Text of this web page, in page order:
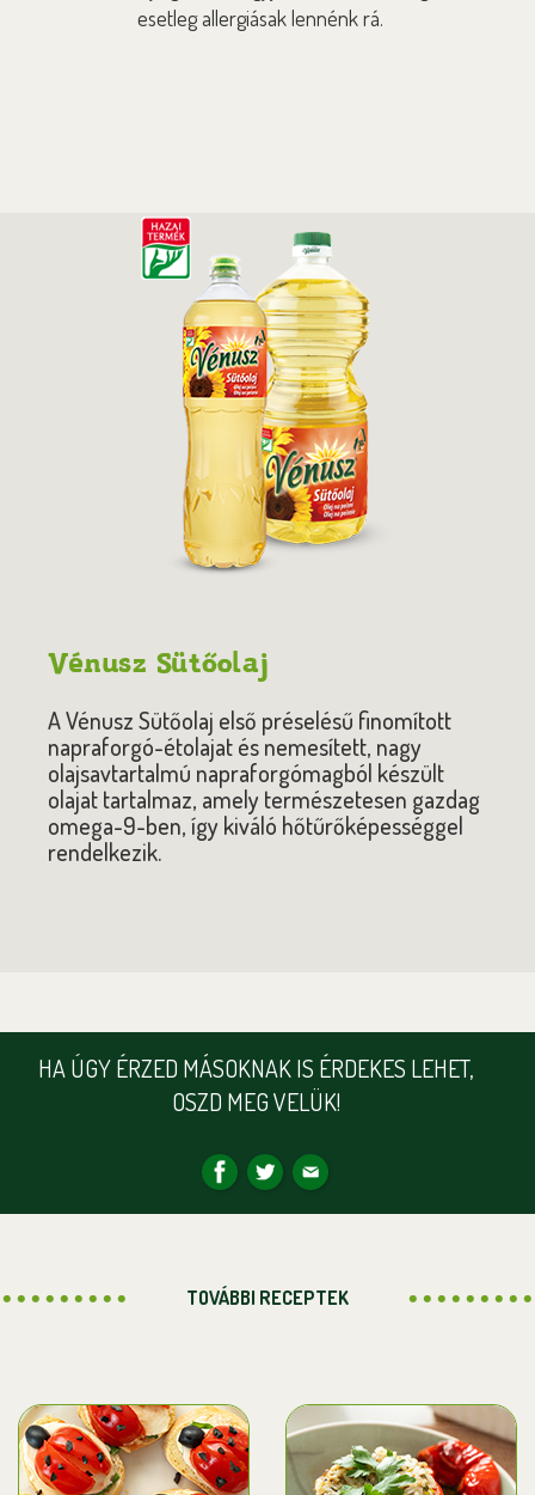
esetleg allergiásak lennénk rá.
Vénusz Sütőolaj
A Vénusz Sütőolaj első préselésű finomított
napraforgó-étolajat és nemesített, nagy
olajsavtartalmú napraforgómagból készült
olajat tartalmaz, amely természetesen gazdag
omega-9-ben, így kiváló hőtűrőképességgel
rendelkezik.
HA ÚGY ÉRZED MÁSOKNAK IS ÉRDEKES LEHET,
OSZD MEG VELÜK!
TOVÁBBI RECEPTEK